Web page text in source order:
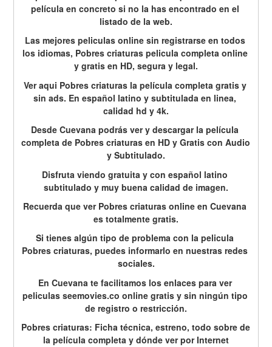
película en concreto si no la has encontrado en el
listado de la web.
Las mejores peliculas online sin registrarse en todos
los idiomas, Pobres criaturas pelicula completa online
y gratis en HD, segura y legal.
Ver aqui Pobres criaturas la película completa gratis y
sin ads. En español latino y subtitulada en linea,
calidad hd y 4k.
Desde Cuevana podrás ver y descargar la película
completa de Pobres criaturas en HD y Gratis con Audio
y Subtitulado.
Disfruta viendo gratuita y con español latino
subtitulado y muy buena calidad de imagen.
Recuerda que ver Pobres criaturas online en Cuevana
es totalmente gratis.
Si tienes algún tipo de problema con la pelicula
Pobres criaturas, puedes informarlo en nuestras redes
sociales.
En Cuevana te facilitamos los enlaces para ver
peliculas seemovies.co online gratis y sin ningún tipo
de registro o restricción.
Pobres criaturas: Ficha técnica, estreno, todo sobre de
la película completa y dónde ver por Internet